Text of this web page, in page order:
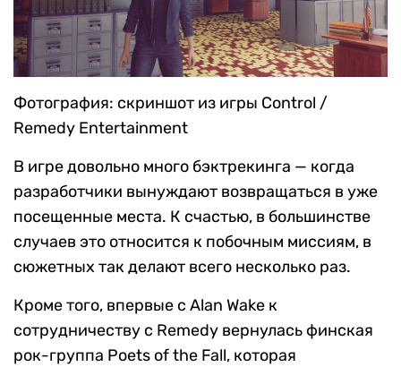
Фотография: скриншот из игры Control /
Remedy Entertainment
В игре довольно много бэктрекинга — когда
разработчики вынуждают возвращаться в уже
посещенные места. К счастью, в большинстве
случаев это относится к побочным миссиям, в
сюжетных так делают всего несколько раз.
Кроме того, впервые с Alan Wake к
сотрудничеству с Remedy вернулась финская
рок-группа Poets of the Fall, которая